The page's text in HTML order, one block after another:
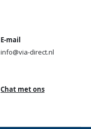
E-mail
info@via-direct.nl
Chat met ons